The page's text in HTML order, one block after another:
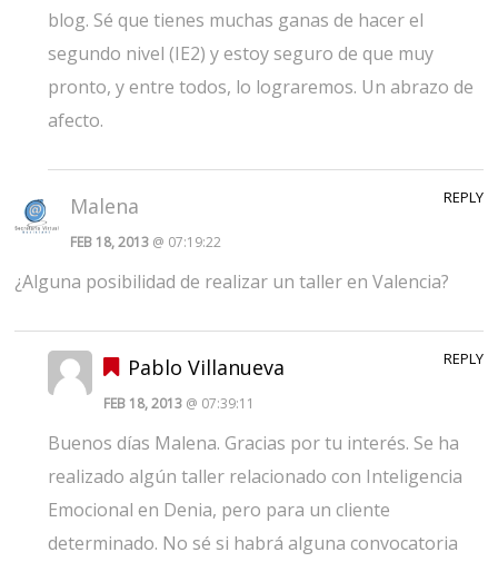
blog. Sé que tienes muchas ganas de hacer el
segundo nivel (IE2) y estoy seguro de que muy
pronto, y entre todos, lo lograremos. Un abrazo de
afecto.
Malena
FEB 18, 2013 @ 07:19:22
¿Alguna posibilidad de realizar un taller en Valencia?
REPLY
Pablo Villanueva
FEB 18, 2013 @ 07:39:11
Buenos días Malena. Gracias por tu interés. Se ha
realizado algún taller relacionado con Inteligencia
Emocional en Denia, pero para un cliente
determinado. No sé si habrá alguna convocatoria
REPLY